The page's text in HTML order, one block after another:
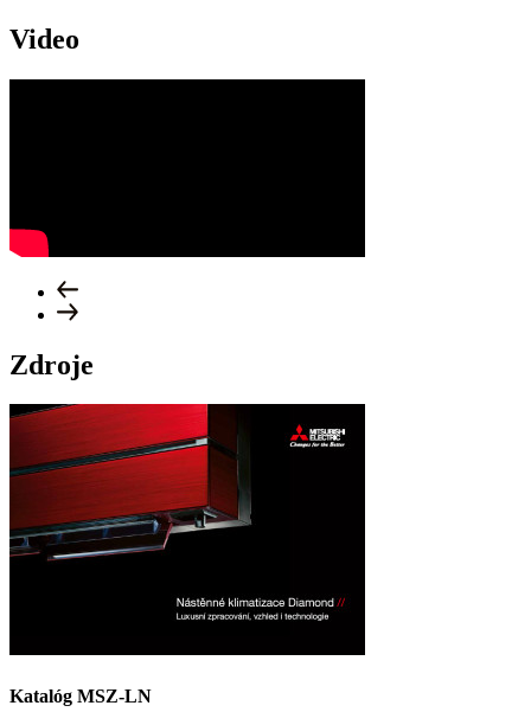
Video
Zdroje
Katalóg MSZ-LN